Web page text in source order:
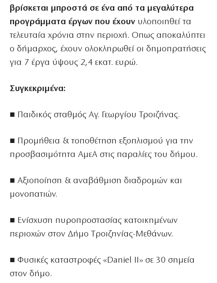
βρίσκεται μπροστά σε ένα από τα μεγαλύτερα
προγράμματα έργων που έχουν υλοποιηθεί τα
τελευταία χρόνια στην περιοχή. Οπως αποκαλύπτει
ο δήμαρχος, έχουν ολοκληρωθεί οι δημοπρατήσεις
για 7 έργα ύψους 2,4 εκατ. ευρώ.
Συγκεκριμένα:
■ Παιδικός σταθμός Αγ. Γεωργίου Τροιζήνας.
■ Προμήθεια & τοποθέτηση εξοπλισμού για την
προσβασιμότητα ΑμεΑ στις παραλίες του δήμου.
■ Αξιοποίηση & αναβάθμιση διαδρομών και
μονοπατιών.
■ Ενίσχυση πυροπροστασίας κατοικημένων
περιοχών στον Δήμο Tροιζηνίας-Mεθάνων.
■ Φυσικές καταστροφές «Daniel II» σε 30 σημεία
στον δήμο.